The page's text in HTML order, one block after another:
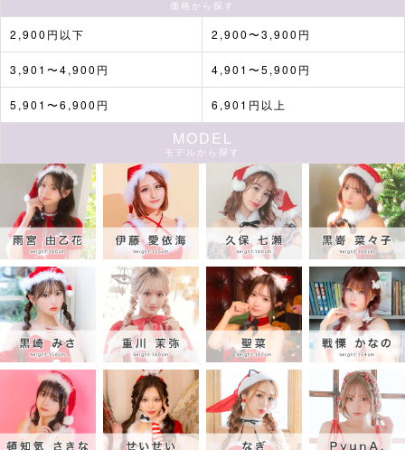
価格から探す
2,900円以下 2,900〜3,900円
3,901〜4,900円 4,901〜5,900円
5,901〜6,900円 6,901円以上
MODEL
モデルから探す